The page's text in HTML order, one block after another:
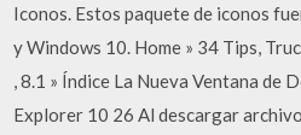
Iconos. Estos paquete de iconos
y Windows 10. Home » 34 Tips,
, 8.1 » Índice La Nueva Ventana de
Explorer 10 26 Al descargar